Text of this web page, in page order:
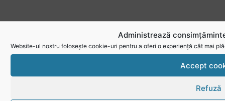
Administrează
Website-ul nostru folosește cookie-uri pentru a oferi o experiență cât mai
Accept
Refuză